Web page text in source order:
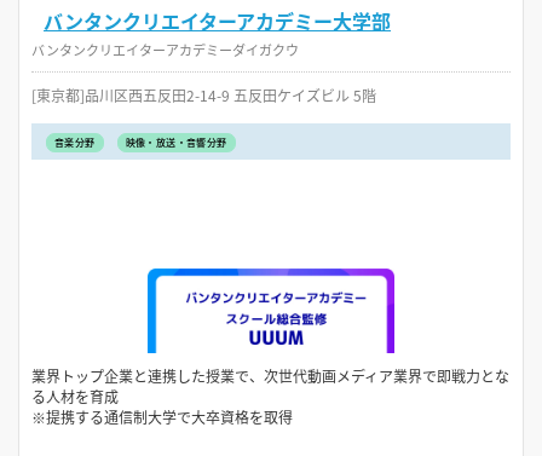
バンタンクリエイターアカデミー大学部
バンタンクリエイターアカデミーダイガクウ
[東京都]品川区西五反田2-14-9 五反田ケイズビル 5階
音楽分野 映像・放送・音響分野
業界トップ企業と連携した授業で、次世代動画メディア業界で即戦力とな
る人材を育成
※提携する通信制大学で大卒資格を取得